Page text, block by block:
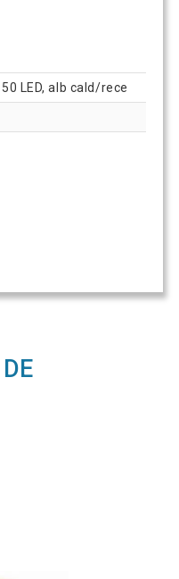
LED, alb cald/rece